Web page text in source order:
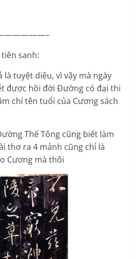
sanh:
là tuyệt diệu, vì vậy mà ngày
được hồi đời Đường có đại thi
chí tên tuổi của Cương sách
Thế Tông cũng biết làm
thơ ra 4 mảnh cũng chỉ là
Cương mà thôi